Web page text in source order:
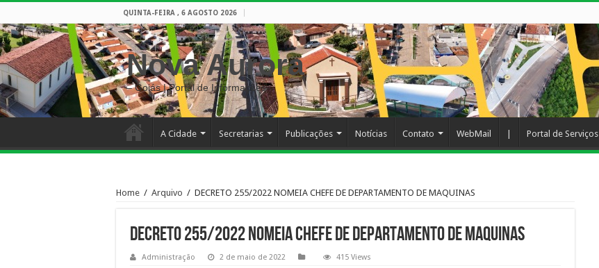
QUINTA-FEIRA , 6 AGOSTO 2026
Nova Aurora
– Goiás | Portal de Informações
A Cidade Secretarias Publicações Notícias Contato WebMail Portal de Serviços
Home / Arquivo / DECRETO 255/2022 NOMEIA CHEFE DE DEPARTAMENTO DE MAQUINAS
DECRETO 255/2022 NOMEIA CHEFE DE DEPARTAMENTO DE MAQUINAS
Administração 2 de maio de 2022 415 Views